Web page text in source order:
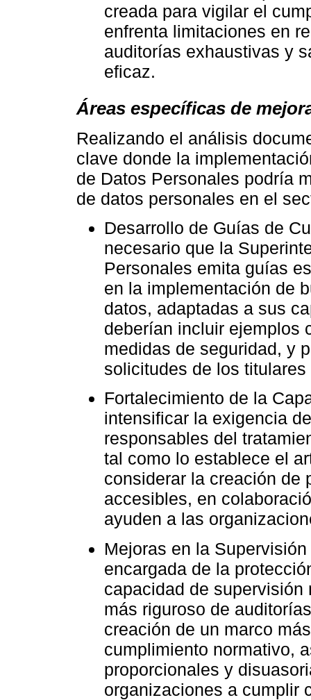
creada para vigilar el
enfrenta limitaciones en
auditorías exhaustivas y
eficaz.
Áreas específicas de
Realizando el análisis
clave donde la
de Datos Personales podría
de datos personales en el
Desarrollo de Guías de
necesario que la
Personales emita guías
en la implementación de
datos, adaptadas a sus
deberían incluir ejemplos
medidas de seguridad, y
solicitudes de los titulares
Fortalecimiento de la
intensificar la exigencia
responsables del
tal como lo establece el
considerar la creación de
accesibles, en
ayuden a las
Mejoras en la
encargada de la
capacidad de
más riguroso de
creación de un marco
cumplimiento normativo,
proporcionales y
organizaciones a cumplir